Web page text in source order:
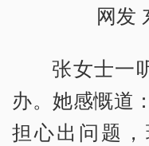
网发
张女士一
办。她感慨道
担心出问题